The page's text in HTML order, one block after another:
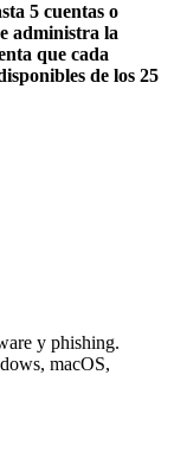
5 cuentas o
administra la
que cada
de los 25
y phishing.
macOS,